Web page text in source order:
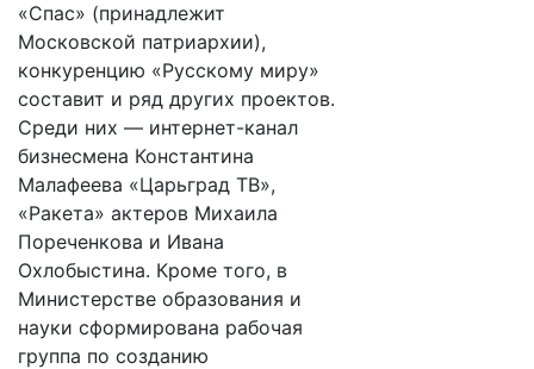
«Спас» (принадлежит
Московской патриархии),
конкуренцию «Русскому миру»
составит и ряд других проектов.
Среди них — интернет-канал
бизнесмена Константина
Малафеева «Царьград ТВ»,
«Ракета» актеров Михаила
Пореченкова и Ивана
Охлобыстина. Кроме того, в
Министерстве образования и
науки сформирована рабочая
группа по созданию